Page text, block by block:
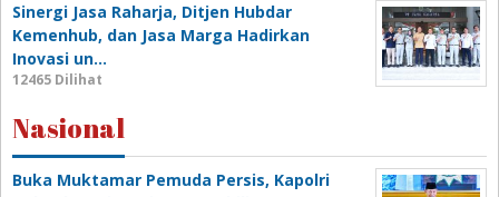
Sinergi Jasa Raharja, Ditjen Hubdar
Kemenhub, dan Jasa Marga Hadirkan
Inovasi un…
12465 Dilihat
Nasional
Buka Muktamar Pemuda Persis, Kapolri